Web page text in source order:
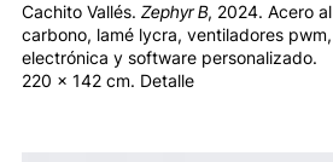
Cachito Vallés. Zephyr B, 2024. Acero al
carbono, lamé lycra, ventiladores pwm,
electrónica y software personalizado.
220 x 142 cm. Detalle